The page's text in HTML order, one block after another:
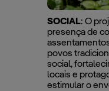
SOCIAL: O
presença de
povos
social,
locais e
estimular o